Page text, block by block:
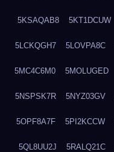
5KSAQAB8 5KT1DCUW
5LCKQGH7 5LOVPA8C
5MC4C6M0 5MOLUGED
5NSPSK7R 5NYZ03GV
5OPF8A7F 5PI2KCCW
5QL8UU2J 5RALQ21C